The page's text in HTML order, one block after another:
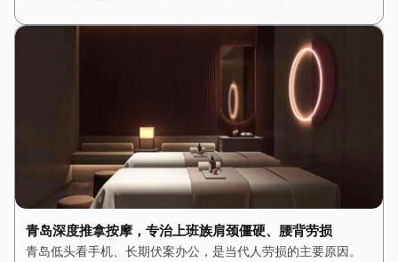
青岛深度推拿按摩，专治上班族肩颈僵硬、腰背劳损
青岛低头看手机、长期伏案办公，是当代人劳损的主要原因。